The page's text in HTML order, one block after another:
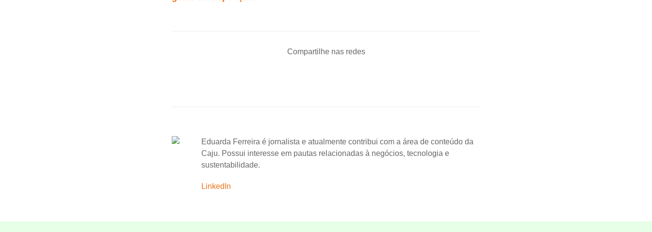
Compartilhe nas redes
Eduarda Ferreira é jornalista e atualmente contribui com a área de conteúdo da
Caju. Possui interesse em pautas relacionadas à negócios, tecnologia e
sustentabilidade.
LinkedIn